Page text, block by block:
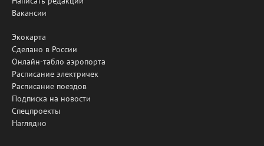
Вакансии
Экокарта
Сделано в России
Онлайн-табло аэропорта
Расписание электричек
Расписание поездов
Подписка на новости
Спецпроекты
Наглядно